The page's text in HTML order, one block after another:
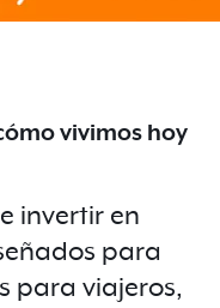
vivimos hoy
invertir en
para
para viajeros,